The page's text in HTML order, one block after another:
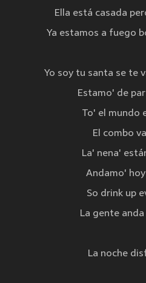
Ella está casada
Ya estamos a fuego
Yo soy tu santa se te
Estamo' de
To' el mundo
El combo
La' nena'
Andamo'
So drink up
La gente
La noche